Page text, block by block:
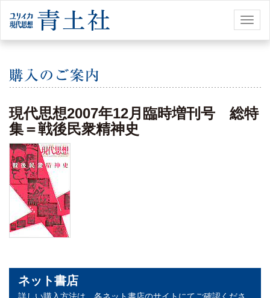
現代思想2007年12月臨時増刊号 総特
集＝戦後民衆精神史
ネット書店
詳しい購入方法は、各ネット書店のサイトにてご確認くださ